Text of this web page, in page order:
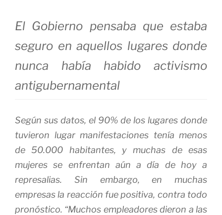
El Gobierno pensaba que estaba
seguro en aquellos lugares donde
nunca había habido activismo
antigubernamental
Según sus datos, el 90% de los lugares donde
tuvieron lugar manifestaciones tenía menos
de 50.000 habitantes, y muchas de esas
mujeres se enfrentan aún a día de hoy a
represalias. Sin embargo, en muchas
empresas la reacción fue positiva, contra todo
pronóstico. “Muchos empleadores dieron a las